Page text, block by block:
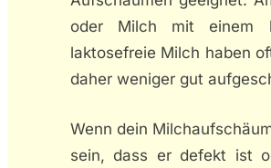
oder Milch mit einem
laktosefreie Milch haben
daher weniger gut
Wenn dein
sein, dass er defekt ist